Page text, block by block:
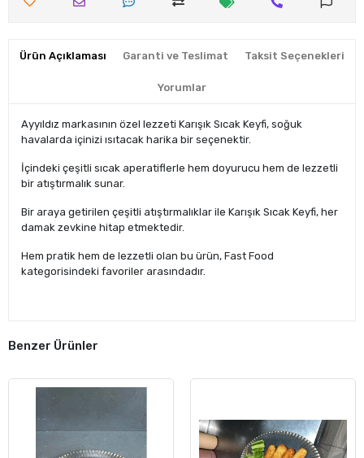
Ürün Açıklaması Garanti ve Teslimat Taksit Seçenekleri
Yorumlar
Ayyıldız markasının özel lezzeti Karışık Sıcak Keyfi, soğuk
havalarda içinizi ısıtacak harika bir seçenektir.
İçindeki çeşitli sıcak aperatiflerle hem doyurucu hem de lezzetli
bir atıştırmalık sunar.
Bir araya getirilen çeşitli atıştırmalıklar ile Karışık Sıcak Keyfi, her
damak zevkine hitap etmektedir.
Hem pratik hem de lezzetli olan bu ürün, Fast Food
kategorisindeki favoriler arasındadır.
Benzer Ürünler